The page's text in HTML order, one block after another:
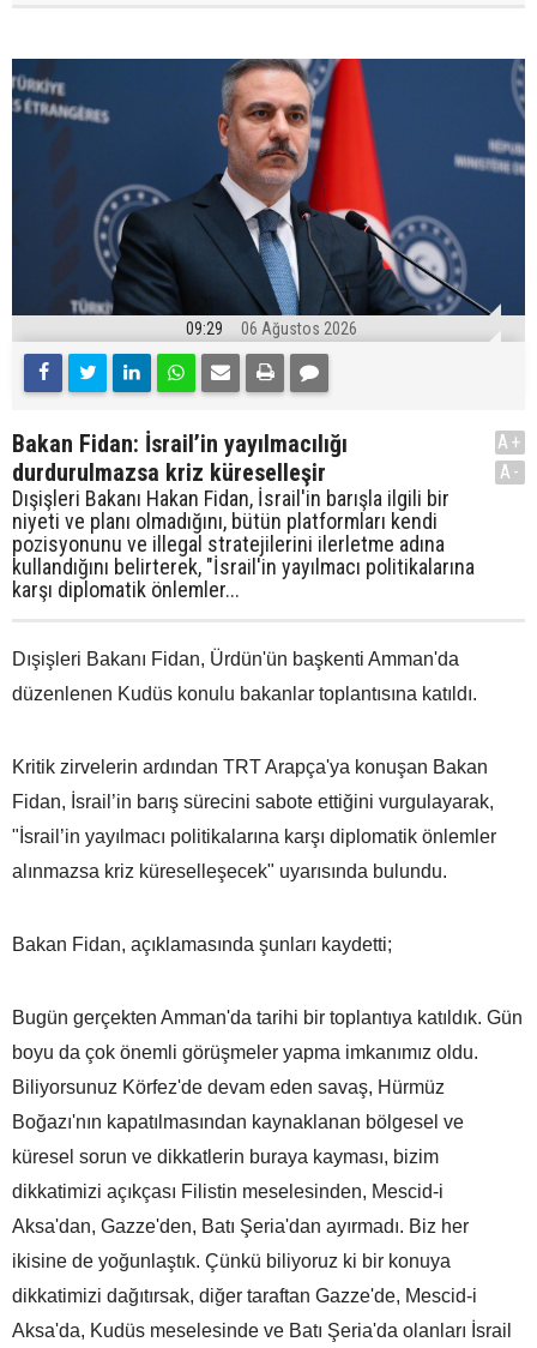
09:29 06 Ağustos 2026
Bakan Fidan: İsrail’in yayılmacılığı
durdurulmazsa kriz küreselleşir
Dışişleri Bakanı Hakan Fidan, İsrail'in barışla ilgili bir
niyeti ve planı olmadığını, bütün platformları kendi
pozisyonunu ve illegal stratejilerini ilerletme adına
kullandığını belirterek, "İsrail'in yayılmacı politikalarına
karşı diplomatik önlemler...
A+
A-
Dışişleri Bakanı Fidan, Ürdün'ün başkenti Amman'da
düzenlenen Kudüs konulu bakanlar toplantısına katıldı.
Kritik zirvelerin ardından TRT Arapça'ya konuşan Bakan
Fidan, İsrail’in barış sürecini sabote ettiğini vurgulayarak,
"İsrail’in yayılmacı politikalarına karşı diplomatik önlemler
alınmazsa kriz küreselleşecek" uyarısında bulundu.
Bakan Fidan, açıklamasında şunları kaydetti;
Bugün gerçekten Amman'da tarihi bir toplantıya katıldık. Gün
boyu da çok önemli görüşmeler yapma imkanımız oldu.
Biliyorsunuz Körfez'de devam eden savaş, Hürmüz
Boğazı'nın kapatılmasından kaynaklanan bölgesel ve
küresel sorun ve dikkatlerin buraya kayması, bizim
dikkatimizi açıkçası Filistin meselesinden, Mescid-i
Aksa'dan, Gazze'den, Batı Şeria'dan ayırmadı. Biz her
ikisine de yoğunlaştık. Çünkü biliyoruz ki bir konuya
dikkatimizi dağıtırsak, diğer taraftan Gazze'de, Mescid-i
Aksa'da, Kudüs meselesinde ve Batı Şeria'da olanları İsrail